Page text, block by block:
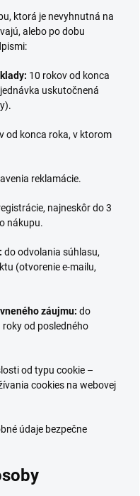
ktorá je nevyhnutná na
alebo po dobu
10 rokov od konca
uskutočnená
od konca roka, v ktorom
reklamácie.
najneskôr do 3
nákupu.
do odvolania súhlasu,
(otvorenie e-mailu,
záujmu: do
od posledného
od typu cookie –
cookies na webovej
údaje bezpečne